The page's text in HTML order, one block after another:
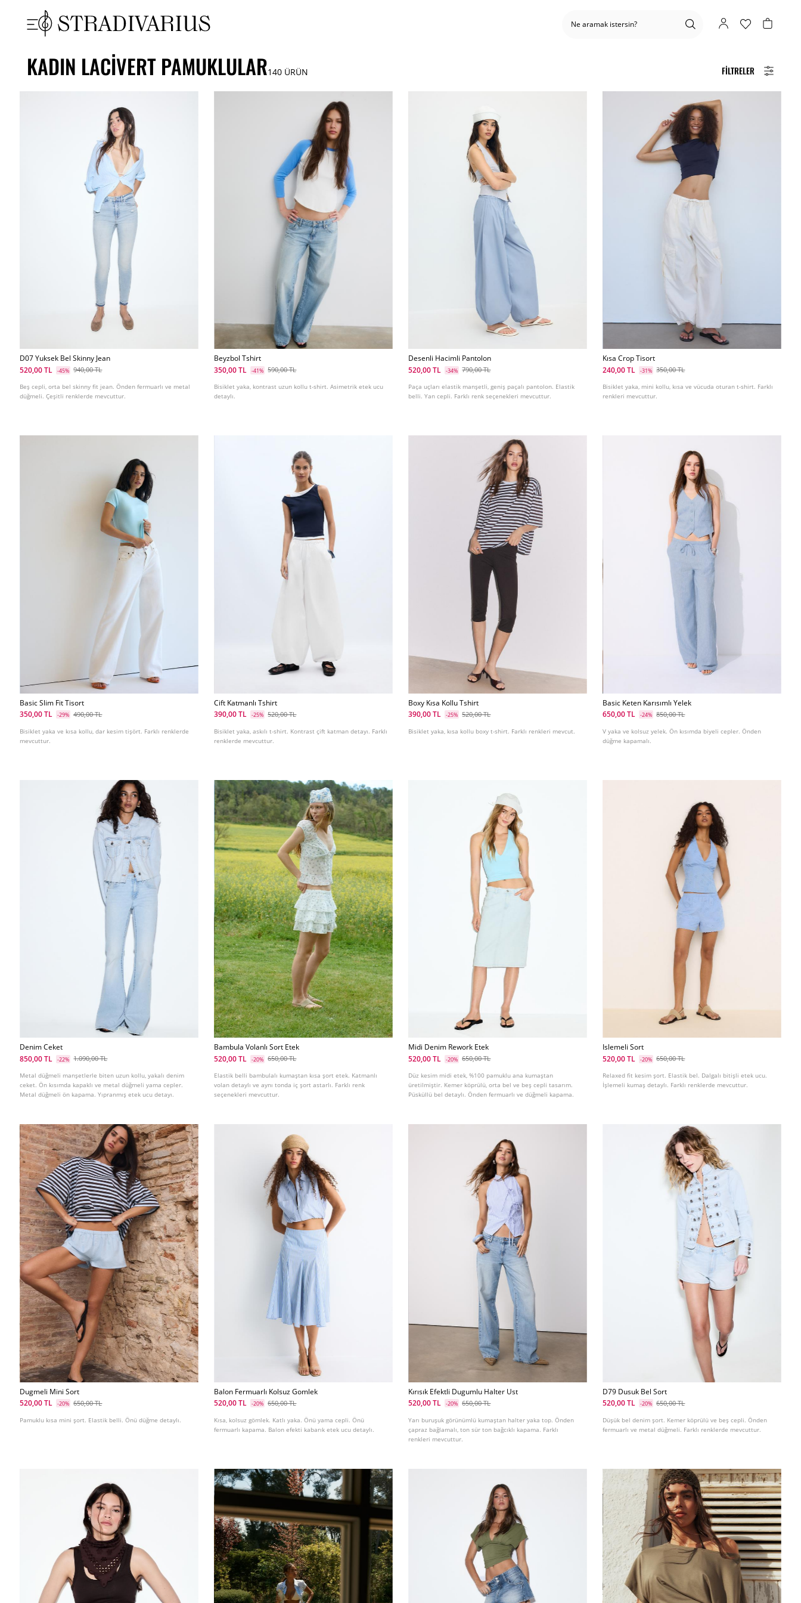
FILTRELER
KADIN LACIVERT PAMUKLULAR140 ÜRÜN
D07 Yuksek Bel Skinny Jean
520,00 TL
-45% 940,00 TL
Beş cepli, orta bel skinny fit jean. Önden fermuarlı ve metal
düğmeli. Çeşitli renklerde mevcuttur.
Beyzbol Tshirt
350,00 TL
-41% 590,00 TL
Bisiklet yaka, kontrast uzun kollu t-shirt. Asimetrik etek ucu
detaylı.
Desenli Hacimli Pantolon
520,00 TL
-34% 790,00 TL
Paça uçları elastik manşetli, geniş paçalı pantolon. Elastik
belli. Yan cepli. Farklı renk seçenekleri mevcuttur.
Kısa Crop Tisort
240,00 TL
-31% 350,00 TL
Bisiklet yaka, mini kollu, kısa ve vücuda oturan t-shirt. Farklı
renkleri mevcuttur.
Basic Slim Fit Tisort
350,00 TL
-29% 490,00 TL
Bisiklet yaka ve kısa kollu, dar kesim tişört. Farklı renklerde
mevcuttur.
Cift Katmanlı Tshirt
390,00 TL
-25% 520,00 TL
Bisiklet yaka, askılı t-shirt. Kontrast çift katman detayı. Farklı
renklerde mevcuttur.
Boxy Kısa Kollu Tshirt
390,00 TL
-25% 520,00 TL
Bisiklet yaka, kısa kollu boxy t-shirt. Farklı renkleri mevcut.
Basic Keten Karısımlı Yelek
650,00 TL
-24% 850,00 TL
V yaka ve kolsuz yelek. Ön kısımda biyeli cepler. Önden
düğme kapamalı.
Denim Ceket
850,00 TL
-22% 1.090,00 TL
Metal düğmeli manşetlerle biten uzun kollu, yakalı denim
ceket. Ön kısımda kapaklı ve metal düğmeli yama cepler.
Metal düğmeli ön kapama. Yıpranmış etek ucu detayı.
Bambula Volanlı Sort Etek
520,00 TL
-20% 650,00 TL
Elastik belli bambulalı kumaştan kısa şort etek. Katmanlı
volan detaylı ve aynı tonda iç şort astarlı. Farklı renk
seçenekleri mevcuttur.
Midi Denim Rework Etek
520,00 TL
-20% 650,00 TL
Düz kesim midi etek, %100 pamuklu ana kumaştan
üretilmiştir. Kemer köprülü, orta bel ve beş cepli tasarım.
Püsküllü bel detaylı. Önden fermuarlı ve düğmeli kapama.
Islemeli Sort
520,00 TL
-20% 650,00 TL
Relaxed fit kesim şort. Elastik bel. Dalgalı bitişli etek ucu.
İşlemeli kumaş detaylı. Farklı renklerde mevcuttur.
Dugmeli Mini Sort
520,00 TL
-20% 650,00 TL
Pamuklu kısa mini şort. Elastik belli. Önü düğme detaylı.
Balon Fermuarlı Kolsuz Gomlek
520,00 TL
-20% 650,00 TL
Kısa, kolsuz gömlek. Katlı yaka. Önü yama cepli. Önü
fermuarlı kapama. Balon efekti kabarık etek ucu detaylı.
Kırısık Efektli Dugumlu Halter Ust
520,00 TL
-20% 650,00 TL
Yarı buruşuk görünümlü kumaştan halter yaka top. Önden
çapraz bağlamalı, ton sür ton bağcıklı kapama. Farklı
renkleri mevcuttur.
D79 Dusuk Bel Sort
520,00 TL
-20% 650,00 TL
Düşük bel denim şort. Kemer köprülü ve beş cepli. Önden
fermuarlı ve metal düğmeli. Farklı renklerde mevcuttur.